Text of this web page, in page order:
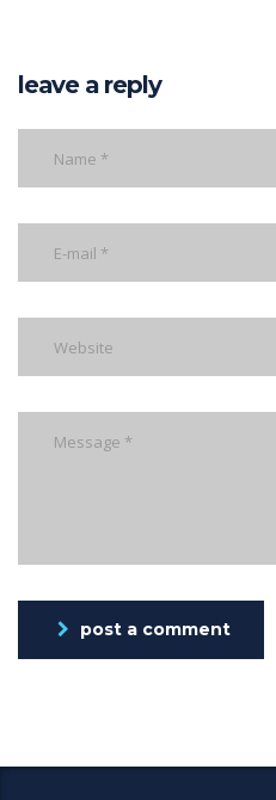
leave a reply
post a comment